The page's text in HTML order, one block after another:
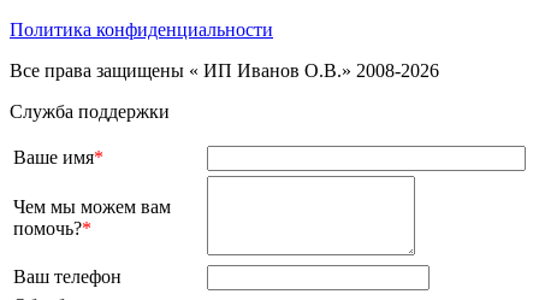
Политика конфиденциальности
Все права защищены « ИП Иванов О.В.» 2008-2026
Служба поддержки
Ваше имя*
Чем мы можем вам
помочь?*
Ваш телефон